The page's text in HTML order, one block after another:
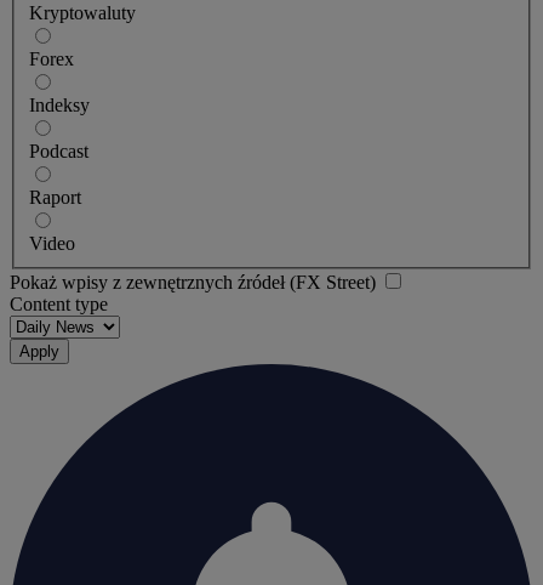
Kryptowaluty
Forex
Indeksy
Podcast
Raport
Video
Pokaż wpisy z zewnętrznych źródeł (FX Street)
Content type
Apply